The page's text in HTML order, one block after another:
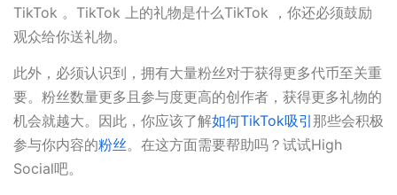
TikTok 。TikTok 上的礼物是什么TikTok ，你还必须鼓励
观众给你送礼物。
此外，必须认识到，拥有大量粉丝对于获得更多代币至关重
要。粉丝数量更多且参与度更高的创作者，获得更多礼物的
机会就越大。因此，你应该了解如何TikTok吸引 那些会积极
参与你内容的粉丝。在这方面需要帮助吗？试试High
Social吧。